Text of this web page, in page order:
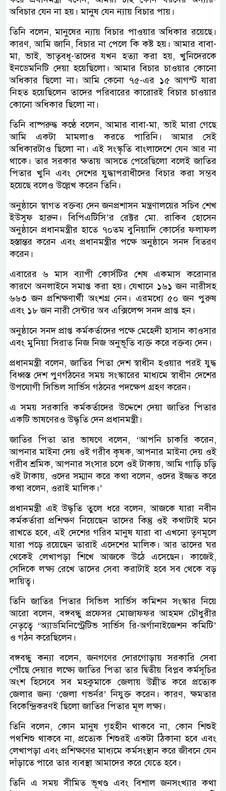
অবিচার যেন না হয়। মানুষ যেন ন্যায় বিচার পায়।
তিনি বলেন, মানুষের ন্যায় বিচার পাওয়ার অধিকার রয়েছে।
কারণ, আমি জানি, বিচার না পেলে কি কষ্ট হয়। আমার বাবা-
মা, ভাই, ভাতৃবধূ-তাদের যখন হত্যা করা হয়, খুনিদেরকে
ইনডেমনিটি দেয়া হয়েছিলো। আমার বিচার চাওয়ার কোনো
অধিকার ছিলো না। আমি কেনো ৭৫-এর ১৫ আগস্ট যারা
নিহত হয়েছিলেন তাদের পরিবারের কারোরই বিচার চাওয়ার
কোনো অধিকার ছিলো না।
তিনি বাষ্পরুদ্ধ কণ্ঠে বলেন, আমার বাবা-মা, ভাই মারা গেছে
আমি একটা মামলাও করতে পারিনি। আমার সেই
অধিকারটাও ছিলো না। এই সংস্কৃতি বাংলাদেশে যেন আর না
থাকে। তার সরকার ক্ষতায় আসতে পেরেছিলো বলেই জাতির
পিতার খুনি এবং দেশের যুদ্ধাপরাধীদের বিচার করা সম্ভব
হয়েছে বলেও উল্লেখ করেন তিনি।
অনুষ্ঠানে স্বাগত বক্তব্য দেন জনপ্রশাসন মন্ত্রণালয়ের সচিব শেখ
ইউসুফ হারুন। বিপিএটিসি’র রেক্টর মো. রাকিব হোসেন
অনুষ্ঠানে প্রধানমন্ত্রীর হাতে ৭০তম বুনিয়াদি কোর্সের ফলাফল
হস্তান্তর করেন এবং প্রধানমন্ত্রীর পক্ষে অনুষ্ঠানে সনদ বিতরণ
করেন।
এবারের ৬ মাস ব্যাপী কোর্সটির শেষ একমাস করোনার
কারণে অনলাইনে সমাপ্ত করা হয়। যেখানে ১৬১ জন নারীসহ
৬৬৩ জন প্রশিক্ষণার্থী অংশগ্র নেন। এরমধ্যে ৫০ জন পুরুষ
এবং ১৮ জন নারী সেন্টার অব এক্সিলেন্স সনদ প্রাপ্ত হন।
অনুষ্ঠানে সনদ প্রাপ্ত কর্মকর্তাদের পক্ষে মেহেদী হাসান কাওসার
এবং মুনিয়া সিরাত নিজ নিজ অনুভূতি ব্যক্ত করে বক্তব্য দেন।
প্রধানমন্ত্রী বলেন, জাতির পিতা দেশ স্বাধীন হওয়ার পরই যুদ্ধ
বিধ্বস্ত দেশ পুণর্গঠনের সময় সংস্কারের মাধ্যমে স্বাধীন দেশের
উপযোগী সিভিল সার্ভিস গঠনের পদক্ষেপ গ্রহণ করেন।
এ সময় সরকারি কর্মকর্তাদের উদ্দেশে দেয়া জাতির পিতার
একটি ভাষণেরও উদ্ধৃতি দেন প্রধানমন্ত্রী।
জাতির পিতা তার ভাষণে বলেন, ‘আপনি চাকরি করেন,
আপনার মাইনা দেয় ওই গরীব কৃষক, আপনার মাইনা দেয় ওই
গরীব শ্রমিক, আপনার সংসার চলে ওই টাকায়, আমি গাড়ি চড়ি
ওই টাকায়, ওদের সম্মান করে কথা বলেন, ওদের ইজ্জত করে
কথা বলেন, ওরাই মালিক।’
প্রধানমন্ত্রী এই উদ্ধৃতি তুলে ধরে বলেন, আজকে যারা নবীন
কর্মকর্তারা প্রশিক্ষণ নিয়েছেন তাদের কিন্তু ওই কথাটাই মনে
রাখতে হবে, এই দেশের গরিব মানুষ যারা বা এখনো তৃণমূলে
যারা পড়ে রয়েছেন তারাই এদেশের মালিক। আর তাদের ঘর
থেকেই লেখাপড়া শিখে আজকে উঠে এসেছেন। কাজেই,
সেদিকে লক্ষ্য রেখে তাদের সেবা করাটাই হবে সব থেকে বড়
দায়িত্ব।
তিনি জাতির পিতার সিভিল সার্ভিস কমিশন সংস্কার নিয়ে
আরো বলেন, বঙ্গবন্ধু প্রফেসর মোজাফফর আহমদ চৌধুরীর
নেতৃত্বে ‘অ্যাডমিনিস্ট্রেটিভ সার্ভিস রি-অর্গানাইজেশন কমিটি’
ও গঠন করেছিলেন।
বঙ্গবন্ধু কন্যা বলেন, জনগণের দোরগোড়ায় সরকারি সেবা
পৌঁছে দেয়ার লক্ষ্যে জাতির পিতা তার দ্বিতীয় বিপ্লব কর্মসূচির
অংশ হিসেবে সব মহকুমাকে জেলায় উন্নীত করে প্রত্যেক
জেলার জন্য ‘জেলা গভর্নর’ নিযুক্ত করেন। কারণ, ক্ষমতার
বিকেন্দ্রিকরণই ছিলো জাতির পিতার মূল লক্ষ্য।
তিনি বলেন, কোন মানুষ গৃহহীন থাকবে না, কোন শিশুই
পথশিশু থাকবে না, প্রত্যেক শিশুরই একটা ঠিকানা হবে এবং
লেখাপড়া এবং প্রশিক্ষণের মাধ্যমে কর্মসংস্থান করে জীবনে যেন
দাঁড়াতে পারে তার ব্যবস্থা আমাদের করে যেতে হবে।
তিনি এ সময় সীমিত ভূখণ্ড এবং বিশাল জনসংখ্যার কথা